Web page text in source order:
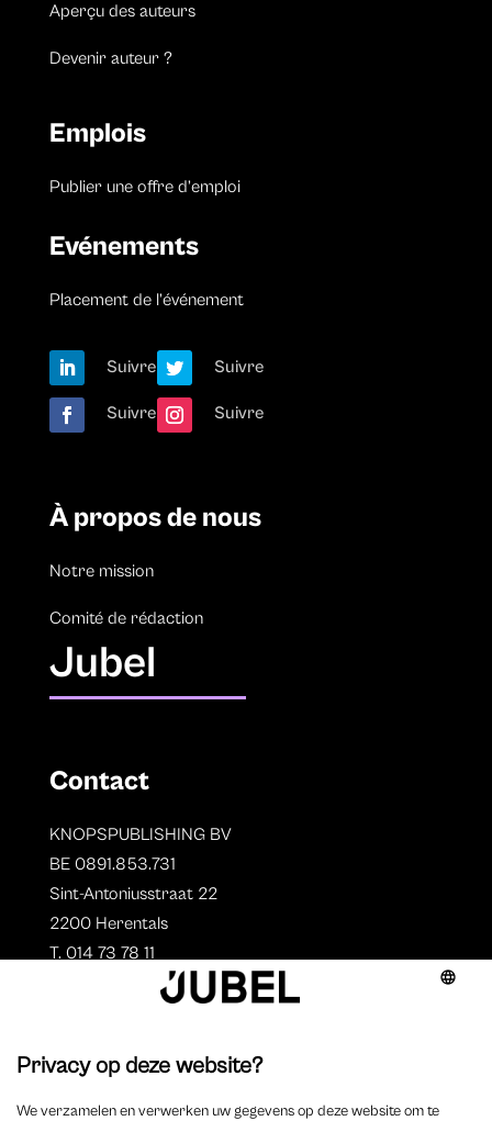
Aperçu des auteurs
Devenir auteur ?
Emplois
Publier une offre d’emploi
Evénements
Placement de l’événement
Suivre Suivre
Suivre Suivre
À propos de nous
Notre mission
Comité de rédaction
Jubel
Contact
KNOPSPUBLISHING BV
BE 0891.853.731
Sint-Antoniusstraat 22
2200 Herentals
T. 014 73 78 11
Aperçu des auteurs